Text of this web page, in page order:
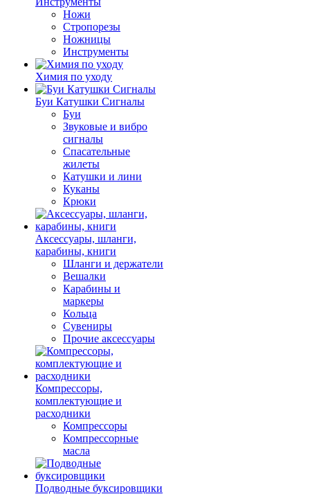
Ножи
Стропорезы
Ножницы
Инструменты
Химия по уходу
Буи Катушки Сигналы
Буи
Звуковые и вибро
сигналы
Спасательные
жилеты
Катушки и лини
Куканы
Крюки
Аксессуары, шланги,
карабины, книги
Шланги и держатели
Вешалки
Карабины и
маркеры
Кольца
Сувениры
Прочие аксессуары
Компрессоры,
комплектующие и
расходники
Компрессоры
Компрессорные
масла
Подводные буксировщики